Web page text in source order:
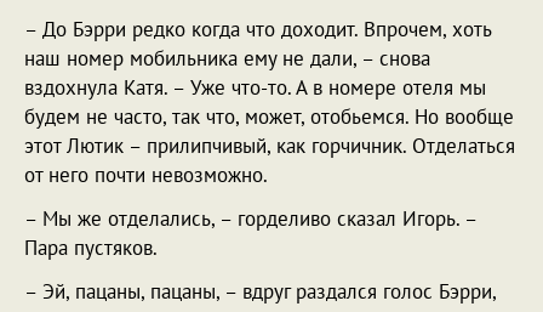
– До Бэрри редко когда что доходит. Впрочем, хоть
наш номер мобильника ему не дали, – снова
вздохнула Катя. – Уже что-то. А в номере отеля мы
будем не часто, так что, может, отобьемся. Но вообще
этот Лютик – прилипчивый, как горчичник. Отделаться
от него почти невозможно.
– Мы же отделались, – горделиво сказал Игорь. –
Пара пустяков.
– Эй, пацаны, пацаны, – вдруг раздался голос Бэрри,